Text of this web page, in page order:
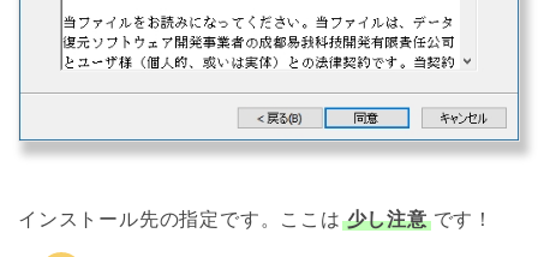
インストール先の指定です。ここは 少し注意 です！